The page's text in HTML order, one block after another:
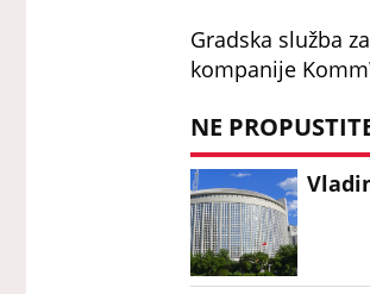
Gradska služba
kompanije
NE